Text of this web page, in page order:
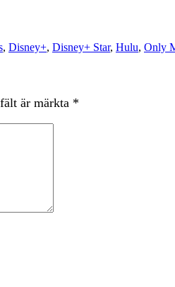
, Disney+, Disney+ Star, Hulu, Only
är märkta *